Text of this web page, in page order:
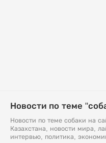
Новости по теме
Новости по теме собаки на
Казахстана, новости мира,
интервью, политика,